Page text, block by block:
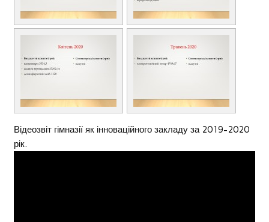
Відеозвіт гімназії як інноваційного закладу за 2019-2020
рік.